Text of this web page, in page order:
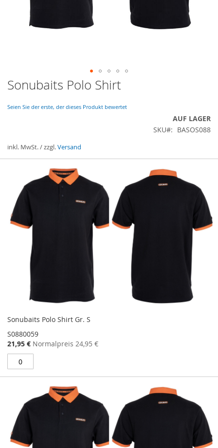
Zum
Anfang
Bildergalerie
Sonubaits Polo Shirt
Seien Sie der erste, der dieses Produkt bewertet
AUF LAGER
SKU
BASOS088
inkl. MwSt. / zzgl.Versand
Artikel
Sonubaits Polo Shirt Gr. S
S0880059
Sonderangebot
21,95 € Normalpreis 24,95 €